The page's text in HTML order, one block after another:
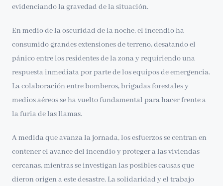
evidenciando la gravedad de la situación.
En medio de la oscuridad de la noche, el incendio ha
consumido grandes extensiones de terreno, desatando el
pánico entre los residentes de la zona y requiriendo una
respuesta inmediata por parte de los equipos de emergencia.
La colaboración entre bomberos, brigadas forestales y
medios aéreos se ha vuelto fundamental para hacer frente a
la furia de las llamas.
A medida que avanza la jornada, los esfuerzos se centran en
contener el avance del incendio y proteger a las viviendas
cercanas, mientras se investigan las posibles causas que
dieron origen a este desastre. La solidaridad y el trabajo